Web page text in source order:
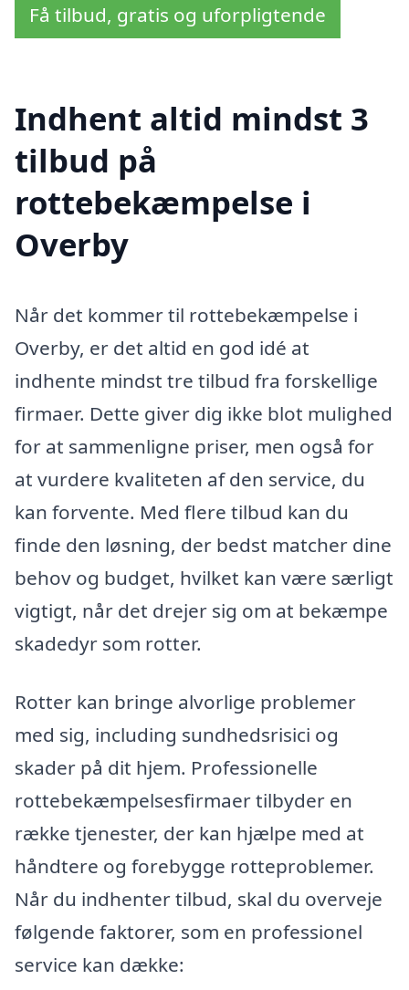
Få tilbud, gratis og uforpligtende
Indhent altid mindst 3
tilbud på
rottebekæmpelse i
Overby
Når det kommer til rottebekæmpelse i
Overby, er det altid en god idé at
indhente mindst tre tilbud fra forskellige
firmaer. Dette giver dig ikke blot mulighed
for at sammenligne priser, men også for
at vurdere kvaliteten af den service, du
kan forvente. Med flere tilbud kan du
finde den løsning, der bedst matcher dine
behov og budget, hvilket kan være særligt
vigtigt, når det drejer sig om at bekæmpe
skadedyr som rotter.
Rotter kan bringe alvorlige problemer
med sig, including sundhedsrisici og
skader på dit hjem. Professionelle
rottebekæmpelsesfirmaer tilbyder en
række tjenester, der kan hjælpe med at
håndtere og forebygge rotteproblemer.
Når du indhenter tilbud, skal du overveje
følgende faktorer, som en professionel
service kan dække: